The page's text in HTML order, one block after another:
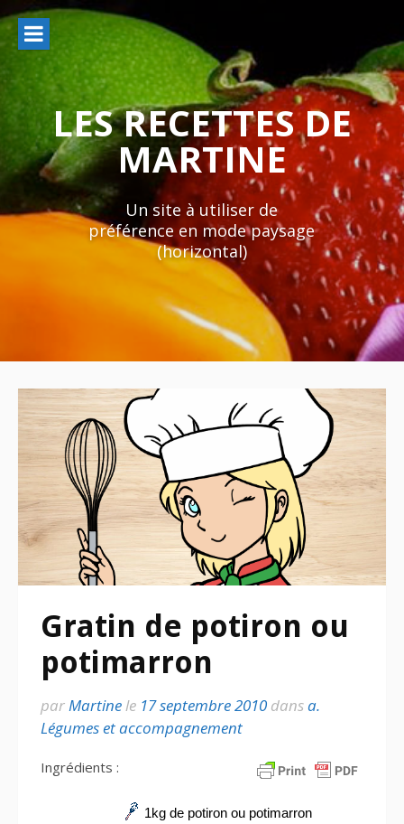
Aller
au
contenu
LES RECETTES DE
MARTINE
Un site à utiliser de
préférence en mode paysage
(horizontal)
Gratin de potiron ou
potimarron
par Martine le 17 septembre 2010 dansa.
Légumes et accompagnement
Ingrédients :
1kg de potiron ou potimarron